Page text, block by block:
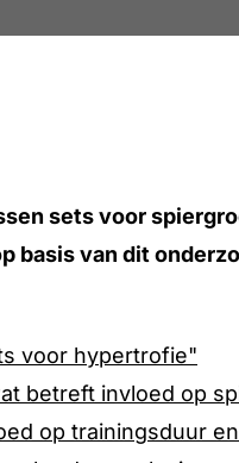
sets voor
basis van dit
voor hypertrofie"
betreft invloed op
op trainingsduur